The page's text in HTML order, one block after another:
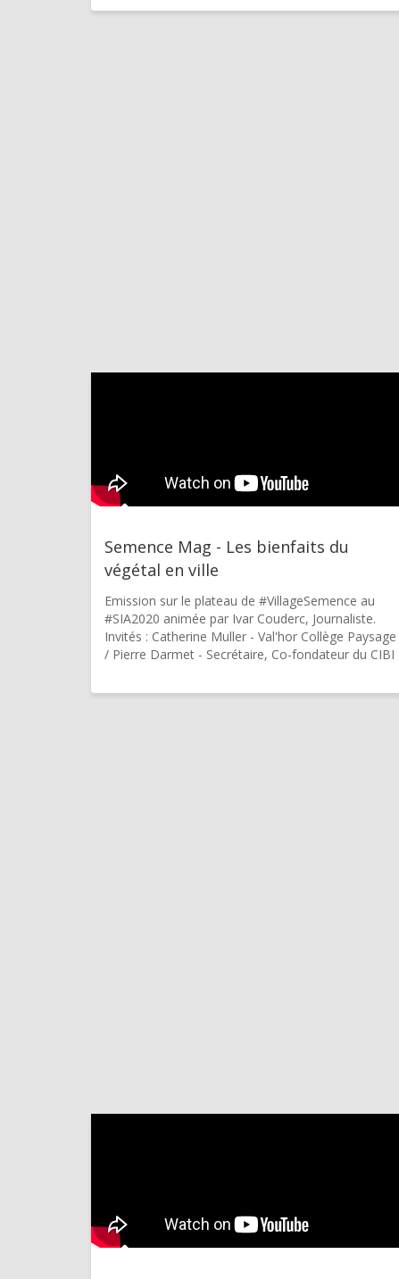
Semence Mag - Les bienfaits du
végétal en ville
Emission sur le plateau de #VillageSemence au
#SIA2020 animée par Ivar Couderc, Journaliste.
Invités : Catherine Muller - Val'hor Collège Paysage
/ Pierre Darmet - Secrétaire, Co-fondateur du CIBI